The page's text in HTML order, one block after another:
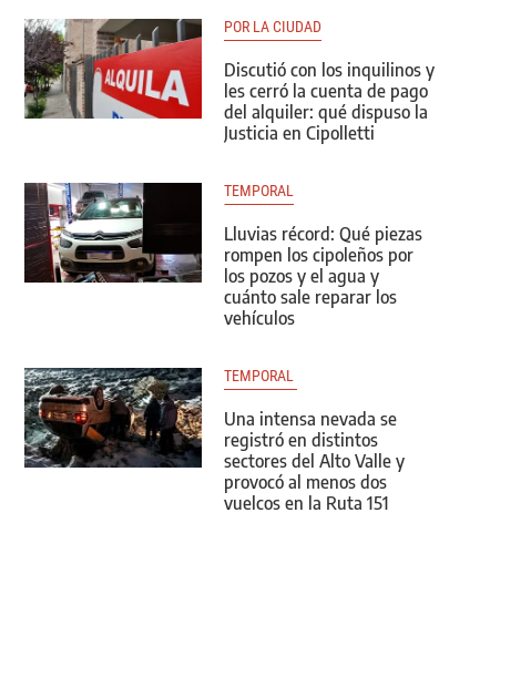
POR LA CIUDAD
Discutió con los inquilinos y
les cerró la cuenta de pago
del alquiler: qué dispuso la
Justicia en Cipolletti
TEMPORAL
Lluvias récord: Qué piezas
rompen los cipoleños por
los pozos y el agua y
cuánto sale reparar los
vehículos
TEMPORAL
Una intensa nevada se
registró en distintos
sectores del Alto Valle y
provocó al menos dos
vuelcos en la Ruta 151